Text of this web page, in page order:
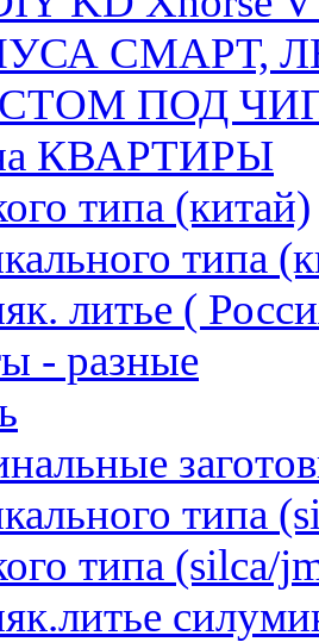
СМАРТ,
ПОД
КВАРТИРЫ
типа (китай)
типа
литье (
- разные
типа
типа (silca/